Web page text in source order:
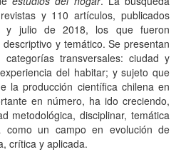
y 110 artículos, publicados
y julio de 2018, los que fueron
y temático. Se presentan
transversales: ciudad y
del habitar; y sujeto que
la producción científica chilena en
en número, ha ido creciendo,
metodológica, disciplinar, temática
un campo en evolución de
crítica y aplicada.